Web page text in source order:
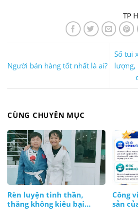
TP
Người bán hàng tốt nhất là ai?
Số tui
lượng,
CÙNG CHUYÊN MỤC
Rèn luyện tinh thần,
thắng không kiêu bại
Công
sản